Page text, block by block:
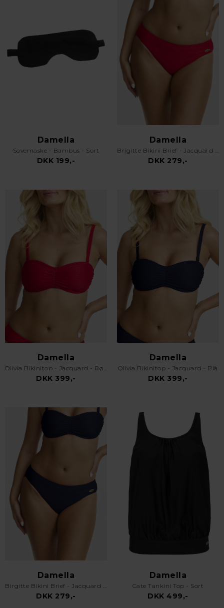
Damella
Sovemaske - Bambus - Sort
DKK 199,-
Damella
Brigitte Bikini Brief - Jacquard - Rød
DKK 279,-
Damella
Olivia Bikinitop - Jacquard - Rød
DKK 399,-
Damella
Olivia Bikinitop - Jacquard - Blå
DKK 399,-
Damella
Birgitte Bikini Brief - Jacquard - Blå
DKK 279,-
Damella
Cate Tankini Top - Sort
DKK 499,-